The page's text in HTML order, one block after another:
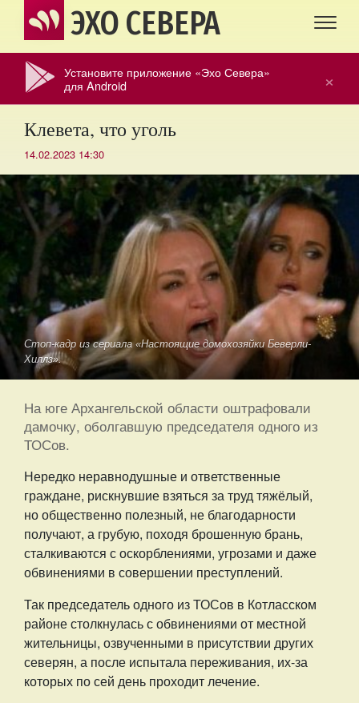
ЭХО СЕВЕРА
×
Установите приложение «Эхо Севера»
для Android
Клевета, что уголь
14.02.2023 14:30
Стоп-кадр из сериала «Настоящие домохозяйки Беверли-
Хиллз».
На юге Архангельской области оштрафовали
дамочку, оболгавшую председателя одного из
ТОСов.
Нередко неравнодушные и ответственные
граждане, рискнувшие взяться за труд тяжёлый,
но общественно полезный, не благодарности
получают, а грубую, походя брошенную брань,
сталкиваются с оскорблениями, угрозами и даже
обвинениями в совершении преступлений.
Так председатель одного из ТОСов в Котласском
районе столкнулась с обвинениями от местной
жительницы, озвученными в присутствии других
северян, а после испытала переживания, их-за
которых по сей день проходит лечение.